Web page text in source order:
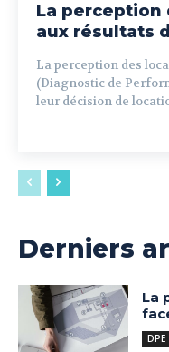
La perception
aux résultats
La perception des
(Diagnostic de
leur décision de
Derniers
La
DPE